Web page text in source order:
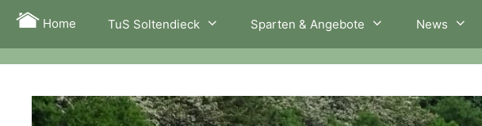
Zum
Inhalt
springen
Home TuS Soltendieck Sparten & Angebote News